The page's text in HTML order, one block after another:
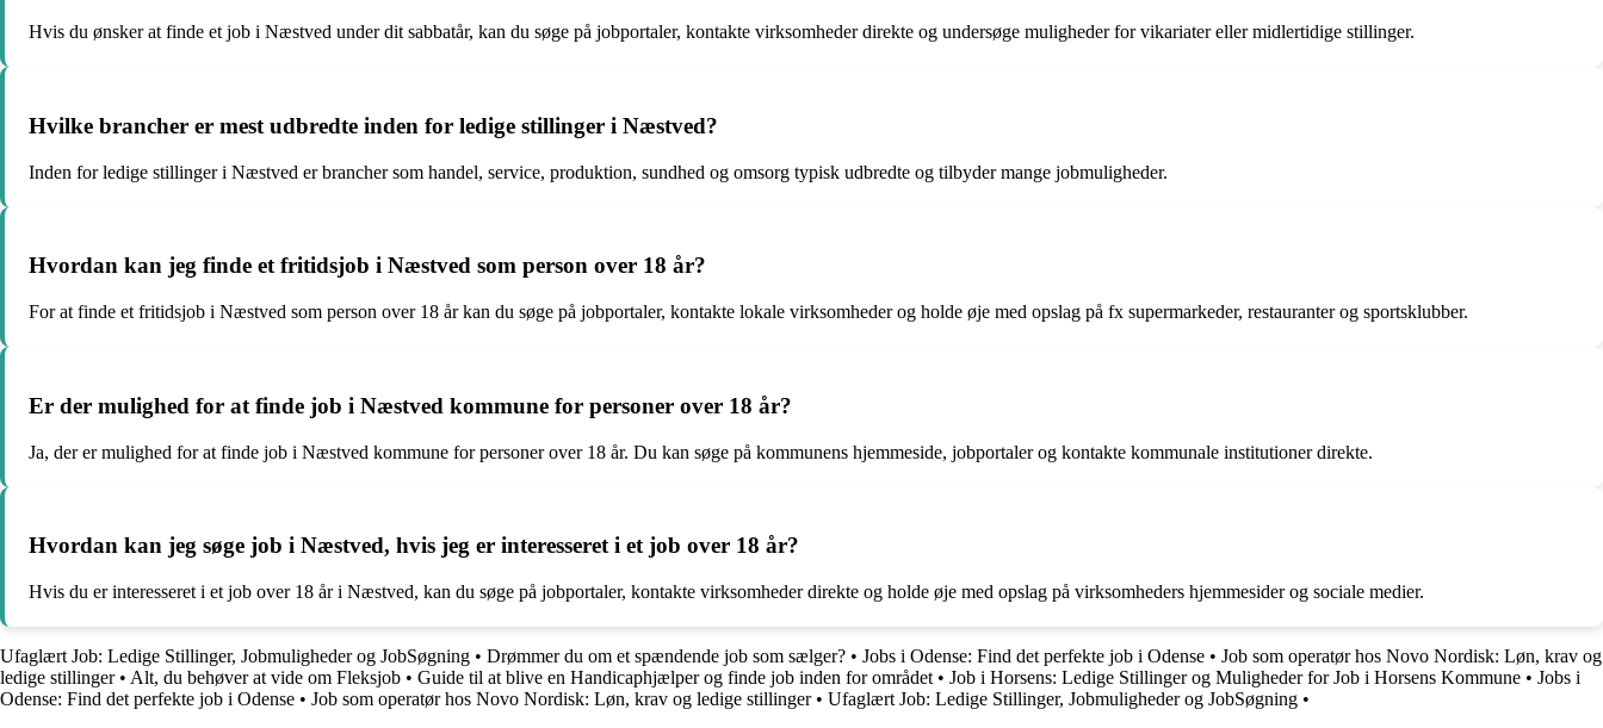
Hvis du ønsker at finde et job i Næstved under dit sabbatår, kan du søge på jobportaler, kontakte virksomheder direkte og undersøge muligheder for vikariater eller midlertidige stillinger.
Hvilke brancher er mest udbredte inden for ledige stillinger i Næstved?
Inden for ledige stillinger i Næstved er brancher som handel, service, produktion, sundhed og omsorg typisk udbredte og tilbyder mange jobmuligheder.
Hvordan kan jeg finde et fritidsjob i Næstved som person over 18 år?
For at finde et fritidsjob i Næstved som person over 18 år kan du søge på jobportaler, kontakte lokale virksomheder og holde øje med opslag på fx supermarkeder, restauranter og sportsklubber.
Er der mulighed for at finde job i Næstved kommune for personer over 18 år?
Ja, der er mulighed for at finde job i Næstved kommune for personer over 18 år. Du kan søge på kommunens hjemmeside, jobportaler og kontakte kommunale institutioner direkte.
Hvordan kan jeg søge job i Næstved, hvis jeg er interesseret i et job over 18 år?
Hvis du er interesseret i et job over 18 år i Næstved, kan du søge på jobportaler, kontakte virksomheder direkte og holde øje med opslag på virksomheders hjemmesider og sociale medier.
Ufaglært Job: Ledige Stillinger, Jobmuligheder og JobSøgning • Drømmer du om et spændende job som sælger? • Jobs i Odense: Find det perfekte job i Odense • Job som operatør hos Novo Nordisk: Løn, krav og
ledige stillinger• Alt, du behøver at vide om Fleksjob • Guide til at blive en Handicaphjælper og finde job inden for området • Job i Horsens: Ledige Stillinger og Muligheder for Job i Horsens Kommune • Jobs i
Odense: Find det perfekte job i Odense • Job som operatør hos Novo Nordisk: Løn, krav og ledige stillinger• Ufaglært Job: Ledige Stillinger, Jobmuligheder og JobSøgning •